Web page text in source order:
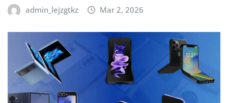
admin_lejzgtkz Mar 2, 2026